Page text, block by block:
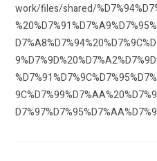
work/files/shared/